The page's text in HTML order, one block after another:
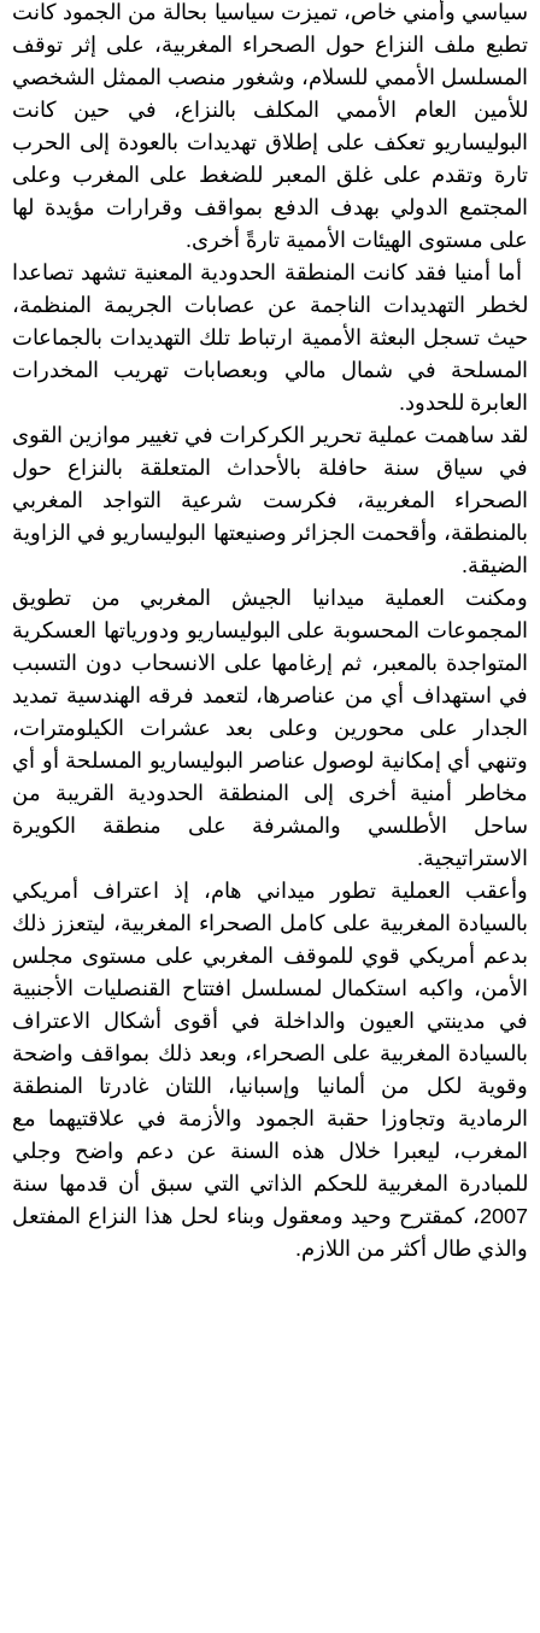
سياسي وأمني خاص، تميزت سياسيا بحالة من الجمود كانت
تطبع ملف النزاع حول الصحراء المغربية، على إثر توقف
المسلسل الأممي للسلام، وشغور منصب الممثل الشخصي
للأمين العام الأممي المكلف بالنزاع، في حين كانت
البوليساريو تعكف على إطلاق تهديدات بالعودة إلى الحرب
تارة وتقدم على غلق المعبر للضغط على المغرب وعلى
المجتمع الدولي بهدف الدفع بمواقف وقرارات مؤيدة لها
على مستوى الهيئات الأممية تارةً أخرى.
أما أمنيا فقد كانت المنطقة الحدودية المعنية تشهد تصاعدا
لخطر التهديدات الناجمة عن عصابات الجريمة المنظمة،
حيث تسجل البعثة الأممية ارتباط تلك التهديدات بالجماعات
المسلحة في شمال مالي وبعصابات تهريب المخدرات
العابرة للحدود.
لقد ساهمت عملية تحرير الكركرات في تغيير موازين القوى
في سياق سنة حافلة بالأحداث المتعلقة بالنزاع حول
الصحراء المغربية، فكرست شرعية التواجد المغربي
بالمنطقة، وأقحمت الجزائر وصنيعتها البوليساريو في الزاوية
الضيقة.
ومكنت العملية ميدانيا الجيش المغربي من تطويق
المجموعات المحسوبة على البوليساريو ودورياتها العسكرية
المتواجدة بالمعبر، ثم إرغامها على الانسحاب دون التسبب
في استهداف أي من عناصرها، لتعمد فرقه الهندسية تمديد
الجدار على محورين وعلى بعد عشرات الكيلومترات،
وتنهي أي إمكانية لوصول عناصر البوليساريو المسلحة أو أي
مخاطر أمنية أخرى إلى المنطقة الحدودية القريبة من
ساحل الأطلسي والمشرفة على منطقة الكويرة
الاستراتيجية.
وأعقب العملية تطور ميداني هام، إذ اعتراف أمريكي
بالسيادة المغربية على كامل الصحراء المغربية، ليتعزز ذلك
بدعم أمريكي قوي للموقف المغربي على مستوى مجلس
الأمن، واكبه استكمال لمسلسل افتتاح القنصليات الأجنبية
في مدينتي العيون والداخلة في أقوى أشكال الاعتراف
بالسيادة المغربية على الصحراء، وبعد ذلك بمواقف واضحة
وقوية لكل من ألمانيا وإسبانيا، اللتان غادرتا المنطقة
الرمادية وتجاوزا حقبة الجمود والأزمة في علاقتيهما مع
المغرب، ليعبرا خلال هذه السنة عن دعم واضح وجلي
للمبادرة المغربية للحكم الذاتي التي سبق أن قدمها سنة
2007، كمقترح وحيد ومعقول وبناء لحل هذا النزاع المفتعل
والذي طال أكثر من اللازم.